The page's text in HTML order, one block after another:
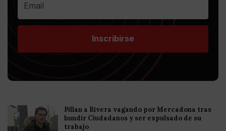
Inscribirse
Pillan a Rivera vagando por Mercadona tras
hundir Ciudadanos y ser expulsado de su
trabajo